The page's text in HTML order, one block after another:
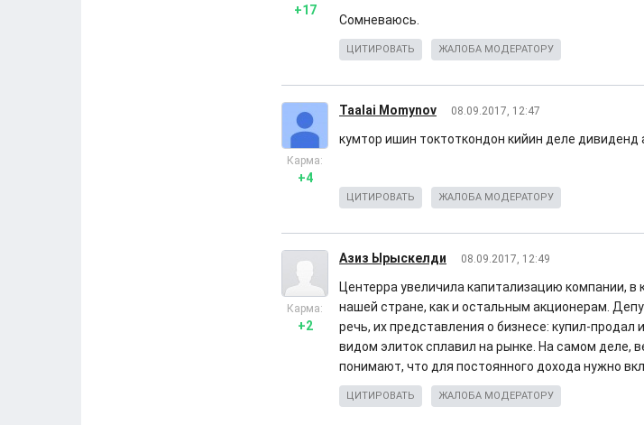
+17
Сомневаюсь.
ЦИТИРОВАТЬ ЖАЛОБА МОДЕРАТОРУ
Taalai Momynov 08.09.2017, 12:47
Карма:
+4
кумтор ишин токтоткондон кийин деле
ЦИТИРОВАТЬ ЖАЛОБА МОДЕРАТОРУ
Азиз Ырыскелди 08.09.2017, 12:49
Карма:
+2
Центерра увеличила капитализацию компании, в
нашей стране, как и остальным акционерам.
речь, их представления о бизнесе: купил-
видом элиток сплавил на рынке. На самом деле,
понимают, что для постоянного дохода нужно
ЦИТИРОВАТЬ ЖАЛОБА МОДЕРАТОРУ